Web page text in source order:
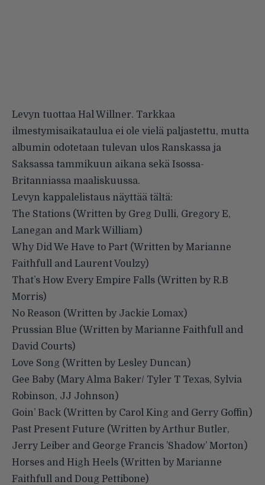
Levyn tuottaa Hal Willner. Tarkkaa
ilmestymisaikataulua ei ole vielä paljastettu, mutta
albumin odotetaan tulevan ulos Ranskassa ja
Saksassa tammikuun aikana sekä Isossa-
Britanniassa maaliskuussa.
Levyn kappalelistaus näyttää tältä:
The Stations (Written by Greg Dulli, Gregory E,
Lanegan and Mark William)
Why Did We Have to Part (Written by Marianne
Faithfull and Laurent Voulzy)
That’s How Every Empire Falls (Written by R.B
Morris)
No Reason (Written by Jackie Lomax)
Prussian Blue (Written by Marianne Faithfull and
David Courts)
Love Song (Written by Lesley Duncan)
Gee Baby (Mary Alma Baker/ Tyler T Texas, Sylvia
Robinson, JJ Johnson)
Goin’ Back (Written by Carol King and Gerry Goffin)
Past Present Future (Written by Arthur Butler,
Jerry Leiber and George Francis ’Shadow’ Morton)
Horses and High Heels (Written by Marianne
Faithfull and Doug Pettibone)